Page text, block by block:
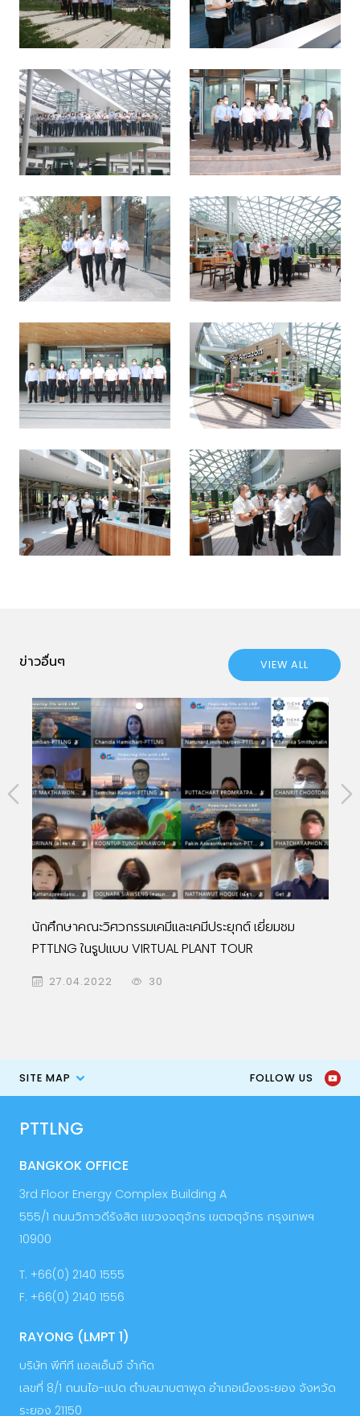
ข่าวอื่นๆ VIEW ALL
PTTLNG จัดกิจกรรมปล่อยพันธุ์สัตว์น้ำ ประจำปี 2565
จำนวน 120,300 ตัว
27.04.2022
SITE MAP FOLLOW US
PTTLNG
BANGKOK OFFICE
3rd Floor Energy Complex Building A
555/1 ถนนวิภาวดีรังสิต แขวงจตุจักร เขตจตุจักร กรุงเทพฯ
10900
T. +66(0) 2140 1555
F. +66(0) 2140 1556
RAYONG (LMPT 1)
บริษัท พีทีที แอลเอ็นจี จำกัด
เลขที่ 8/1 ถนนไอ-แปด ตำบลมาบตาพุด อำเภอเมืองระยอง จังหวัด
ระยอง 21150